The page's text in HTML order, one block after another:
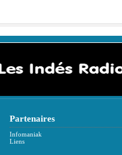
Partenaires
Infomaniak
Liens